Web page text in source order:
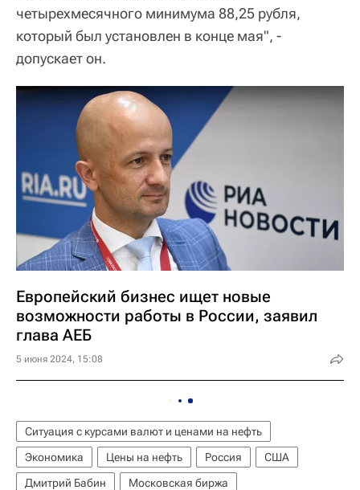
четырехмесячного минимума 88,25 рубля,
который был установлен в конце мая", -
допускает он.
Европейский бизнес ищет новые
возможности работы в России, заявил
глава АЕБ
5 июня 2024, 15:08
Ситуация с курсами валют и ценами на нефть
Экономика
Цены на нефть Россия
США
Дмитрий Бабин
Московская биржа